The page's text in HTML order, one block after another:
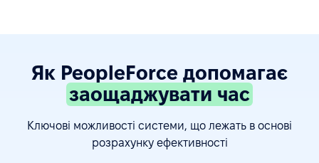
Як PeopleForce допомагає
заощаджувати час
Ключові можливості системи, що лежать в основі
розрахунку ефективності